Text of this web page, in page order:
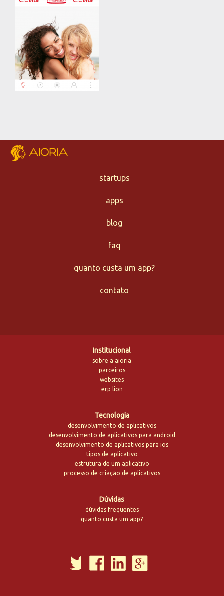
startups
apps
blog
faq
quanto custa um app?
contato
Institucional
sobre a aioria
parceiros
websites
erp lion
Tecnologia
desenvolvimento de aplicativos
desenvolvimento de aplicativos para android
desenvolvimento de aplicativos para ios
tipos de aplicativo
estrutura de um aplicativo
processo de criação de aplicativos
Dúvidas
dúvidas frequentes
quanto custa um app?